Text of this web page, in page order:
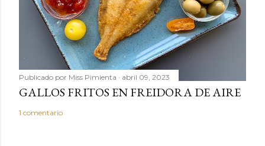
Publicado por Miss Pimienta abril 09, 2023
GALLOS FRITOS EN FREIDORA DE AIRE
1 comentario